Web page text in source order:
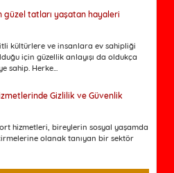
güzel tatları yaşatan hayaleri
kültürlere ve insanlara ev sahipliği
için güzellik anlayışı da oldukça
sahip. Herke...
Gizlilik ve Güvenlik
hizmetleri, bireylerin sosyal yaşamda
olanak tanıyan bir sektör